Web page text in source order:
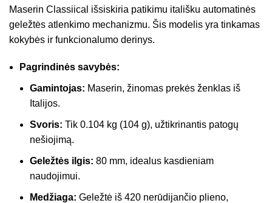
Maserin Classiical išsiskiria patikimu itališku automatinės
geležtės atlenkimo mechanizmu. Šis modelis yra tinkamas
kokybės ir funkcionalumo derinys.
Pagrindinės savybės:
Gamintojas: Maserin, žinomas prekės ženklas iš
Italijos.
Svoris: Tik 0.104 kg (104 g), užtikrinantis patogų
nešiojimą.
Geležtės ilgis: 80 mm, idealus kasdieniam
naudojimui.
Medžiaga: Geležtė iš 420 nerūdijančio plieno,